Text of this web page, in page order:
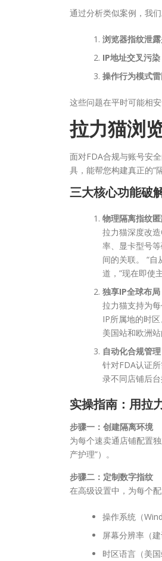
通过分析类似案例，我
浏览器指纹泄
IP地址交叉污染
操作行为模式
这些问题在平时可能相
拉力猫浏
面对FDA合规与账号安
具，能帮您构建真正的”
三大核心功能破
物理隔离指纹
拉力猫深度改
率、显卡型号
间的关联。 “自
道，”现在即使
独享IP全球布局
拉力猫支持为
IP所属地的时
美国站和欧洲
自动化合规管理
针对FDA认证
录不同店铺后
实操指南：用拉
步骤一：创建隔离环境
为每个速卖通店铺配置
产护理”）。
步骤二：定制数字指纹
在高级设置中，为每个
操作系统（
屏幕分辨率（
时区语言（美